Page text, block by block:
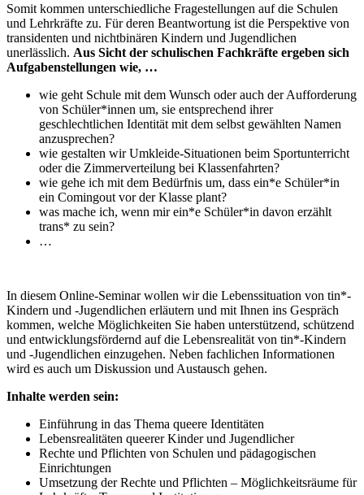
Somit kommen unterschiedliche Fragestellungen auf die Schulen
und Lehrkräfte zu. Für deren Beantwortung ist die Perspektive von
transidenten und nichtbinären Kindern und Jugendlichen
unerlässlich. Aus Sicht der schulischen Fachkräfte ergeben sich
Aufgabenstellungen wie, …
wie geht Schule mit dem Wunsch oder auch der Aufforderung
von Schüler*innen um, sie entsprechend ihrer
geschlechtlichen Identität mit dem selbst gewählten Namen
anzusprechen?
wie gestalten wir Umkleide-Situationen beim Sportunterricht
oder die Zimmerverteilung bei Klassenfahrten?
wie gehe ich mit dem Bedürfnis um, dass ein*e Schüler*in
ein Comingout vor der Klasse plant?
was mache ich, wenn mir ein*e Schüler*in davon erzählt
trans* zu sein?
…
In diesem Online-Seminar wollen wir die Lebenssituation von tin*-
Kindern und -Jugendlichen erläutern und mit Ihnen ins Gespräch
kommen, welche Möglichkeiten Sie haben unterstützend, schützend
und entwicklungsfördernd auf die Lebensrealität von tin*-Kindern
und -Jugendlichen einzugehen. Neben fachlichen Informationen
wird es auch um Diskussion und Austausch gehen.
Inhalte werden sein:
Einführung in das Thema queere Identitäten
Lebensrealitäten queerer Kinder und Jugendlicher
Rechte und Pflichten von Schulen und pädagogischen
Einrichtungen
Umsetzung der Rechte und Pflichten – Möglichkeitsräume für